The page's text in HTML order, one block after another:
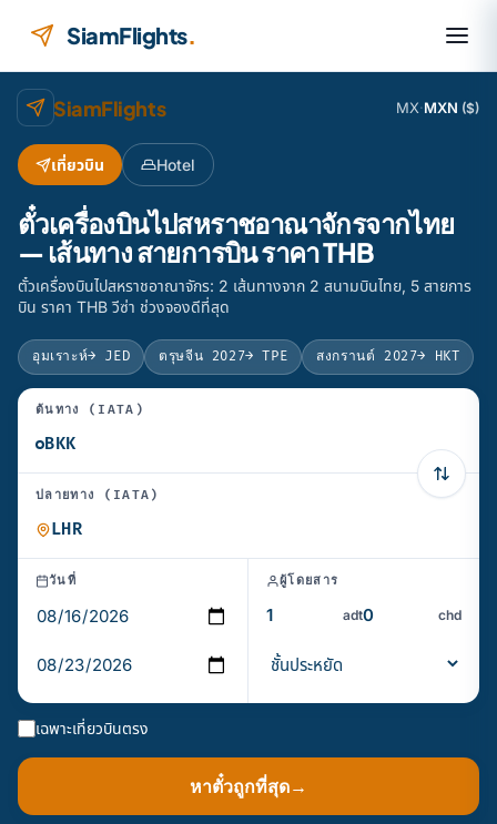
SiamFlights.
SiamFlights MX·MXN ($)
เที่ยวบิน Hotel
ตั๋วเครื่องบินไปสหราชอาณาจักรจากไทย
— เส้นทาง สายการบิน ราคา THB
ตั๋วเครื่องบินไปสหราชอาณาจักร: 2 เส้นทางจาก 2 สนามบินไทย, 5 สายการ
บิน ราคา THB วีซ่า ช่วงจองดีที่สุด
อุมเราะห์→ JED ตรุษจีน 2027→ TPE สงกรานต์ 2027→ HKT
ต้นทาง (IATA)
ปลายทาง (IATA)
วันที่ ผู้โดยสาร
adt chd
เฉพาะเที่ยวบินตรง
หาตั๋วถูกที่สุด→